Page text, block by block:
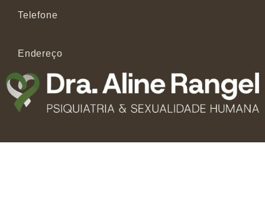
Telefone
Endereço